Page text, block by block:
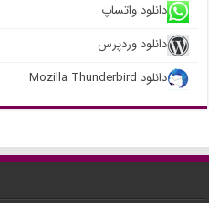
دانلود واتساپ
دانلود وردپرس
دانلود Mozilla Thunderbird